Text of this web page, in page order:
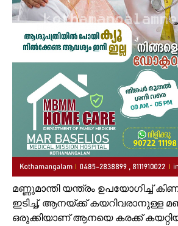
മണ്ണുമാന്തി യന്ത്രം ഉപയോഗിച്ച്
ഇടിച്ച്, ആനയ്ക്ക് കയറിവരാനുള്ള
ഒരുക്കിയാണ് ആനയെ കരക്ക്